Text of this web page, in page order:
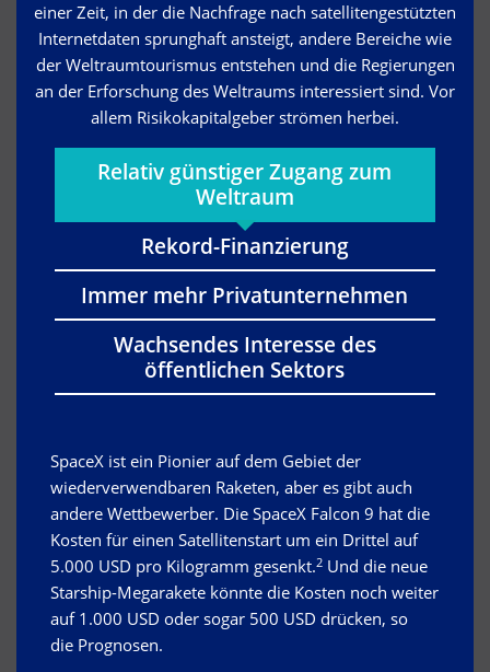
einer Zeit, in der die Nachfrage nach satellitengestützten
Internetdaten sprunghaft ansteigt, andere Bereiche wie
der Weltraumtourismus entstehen und die Regierungen
an der Erforschung des Weltraums interessiert sind. Vor
allem Risikokapitalgeber strömen herbei.
Relativ günstiger Zugang zum
Weltraum
Rekord-Finanzierung
Immer mehr Privatunternehmen
Wachsendes Interesse des
öffentlichen Sektors
SpaceX ist ein Pionier auf dem Gebiet der
wiederverwendbaren Raketen, aber es gibt auch
andere Wettbewerber. Die SpaceX Falcon 9 hat die
Kosten für einen Satellitenstart um ein Drittel auf
5.000 USD pro Kilogramm gesenkt.2 Und die neue
Starship-Megarakete könnte die Kosten noch weiter
auf 1.000 USD oder sogar 500 USD drücken, so
die Prognosen.